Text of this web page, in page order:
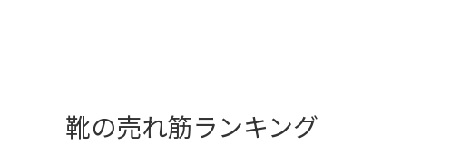
靴の売れ筋ランキング